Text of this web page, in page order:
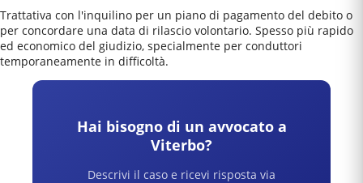
Trattativa con l'inquilino per un piano di pagamento del debito o
per concordare una data di rilascio volontario. Spesso più rapido
ed economico del giudizio, specialmente per conduttori
temporaneamente in difficoltà.
Hai bisogno di un avvocato a
Viterbo?
Descrivi il caso e ricevi risposta via